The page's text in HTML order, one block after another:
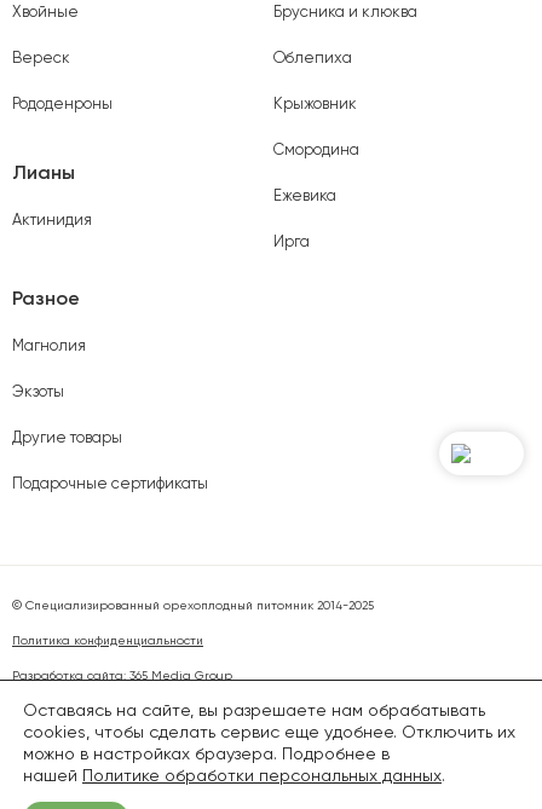
Хвойные
Вереск
Рододенроны
Брусника и клюква
Облепиха
Крыжовник
Смородина
Ежевика
Ирга
Лианы
Актинидия
Разное
Магнолия
Экзоты
Другие товары
Подарочные сертификаты
© Специализированный орехоплодный питомник 2014-2025
Политика конфиденциальности
Разработка сайта: 365 Media Group
Вся представленная на сайте информация, касающаяся характеристик, наличия
на складе или в магазинах, стоимости товаров или услуг, носит информационный
характер и ни при каких условиях не является публичной офертой, определяемой
положениями статьи 437 Гражданского кодекса РФ.
Оставаясь на сайте, вы разрешаете нам обрабатывать
cookies, чтобы сделать сервис еще удобнее. Отключить их
можно в настройках браузера. Подробнее в
нашей Политике обработки персональных данных.